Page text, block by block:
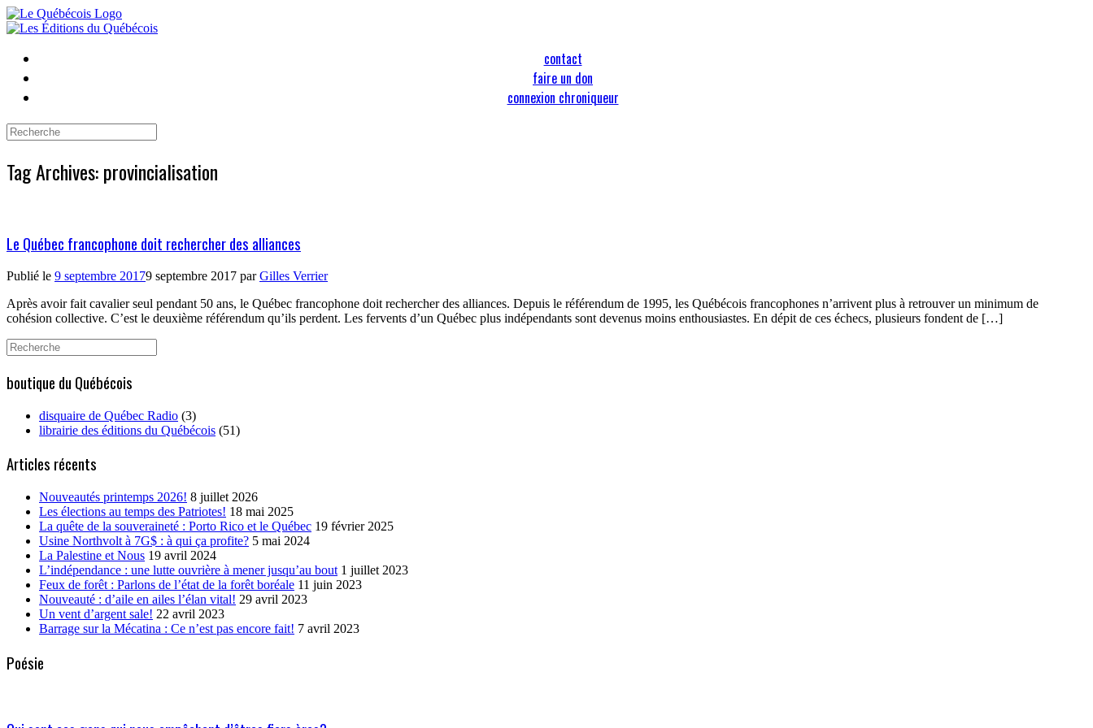
Skip
to
contact
faire un don
connexion chroniqueur
Search
Tag Archives:provincialisation
Le Québec francophone doit rechercher des alliances
Publié le 9 septembre 20179 septembre 2017 parGilles Verrier
Après avoir fait cavalier seul pendant 50 ans, le Québec francophone doit rechercher des alliances. Depuis le référendum de 1995, les Québécois francophones n’arrivent plus à retrouver un minimum de
cohésion collective. C’est le deuxième référendum qu’ils perdent. Les fervents d’un Québec plus indépendants sont devenus moins enthousiastes. En dépit de ces échecs, plusieurs fondent de […]
Search
for:
boutique du Québécois
disquaire de Québec Radio (3)
librairie des éditions du Québécois (51)
Articles récents
Nouveautés printemps 2026! 8 juillet 2026
Les élections au temps des Patriotes! 18 mai 2025
La quête de la souveraineté : Porto Rico et le Québec 19 février 2025
Usine Northvolt à 7G$ : à qui ça profite? 5 mai 2024
La Palestine et Nous 19 avril 2024
L’indépendance : une lutte ouvrière à mener jusqu’au bout 1 juillet 2023
Feux de forêt : Parlons de l’état de la forêt boréale 11 juin 2023
Nouveauté : d’aile en ailes l’élan vital! 29 avril 2023
Un vent d’argent sale! 22 avril 2023
Barrage sur la Mécatina : Ce n’est pas encore fait! 7 avril 2023
Poésie